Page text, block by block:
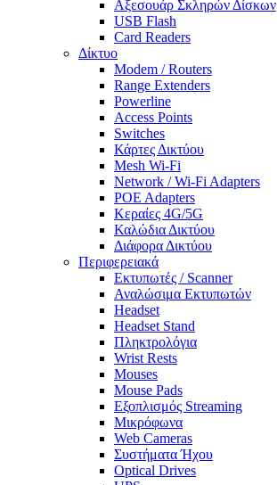
Αξεσουάρ Σκληρών Δίσκων
USB Flash
Card Readers
Δίκτυο
Modem / Routers
Range Extenders
Powerline
Access Points
Switches
Κάρτες Δικτύου
Mesh Wi-Fi
Network / Wi-Fi Adapters
POE Adapters
Κεραίες 4G/5G
Καλώδια Δικτύου
Διάφορα Δικτύου
Περιφερειακά
Εκτυπωτές / Scanner
Αναλώσιμα Εκτυπωτών
Headset
Headset Stand
Πληκτρολόγια
Wrist Rests
Mouses
Mouse Pads
Εξοπλισμός Streaming
Μικρόφωνα
Web Cameras
Συστήματα Ήχου
Optical Drives